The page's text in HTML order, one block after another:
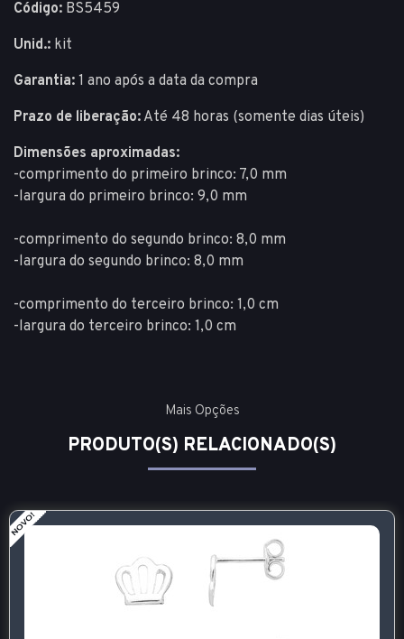
Código: BS5459
Unid.: kit
Garantia: 1 ano após a data da compra
Prazo de liberação: Até 48 horas (somente dias úteis)
Dimensões aproximadas:
-comprimento do primeiro brinco: 7,0 mm
-largura do primeiro brinco: 9,0 mm
-comprimento do segundo brinco: 8,0 mm
-largura do segundo brinco: 8,0 mm
-comprimento do terceiro brinco: 1,0 cm
-largura do terceiro brinco: 1,0 cm
Mais Opções
PRODUTO(S) RELACIONADO(S)